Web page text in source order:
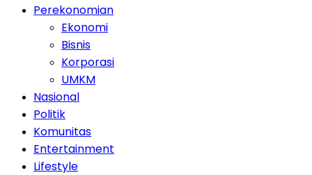
Perekonomian
Ekonomi
Bisnis
Korporasi
UMKM
Nasional
Politik
Komunitas
Entertainment
Lifestyle